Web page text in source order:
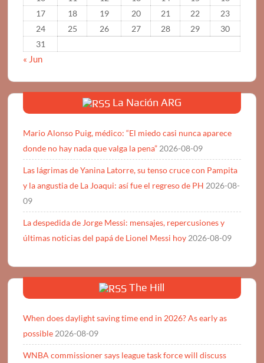
17
18 19 20 21 22
23
24
25 26 27 28 29
30
31
« Jun
La Nación ARG
Mario Alonso Puig, médico: “El miedo casi nunca aparece
donde no hay nada que valga la pena” 2026-08-09
Las lágrimas de Yanina Latorre, su tenso cruce con Pampita
y la angustia de La Joaqui: así fue el regreso de PH 2026-08-
09
La despedida de Jorge Messi: mensajes, repercusiones y
últimas noticias del papá de Lionel Messi hoy 2026-08-09
The Hill
When does daylight saving time end in 2026? As early as
possible 2026-08-09
WNBA commissioner says league task force will discuss